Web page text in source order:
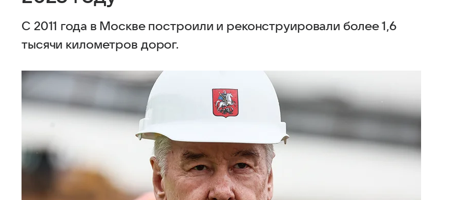
С 2011 года в Москве построили и реконструировали более 1,6
тысячи километров дорог.